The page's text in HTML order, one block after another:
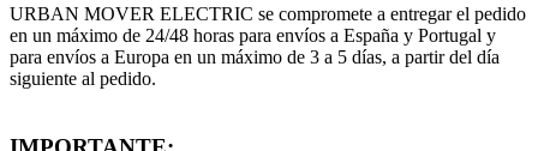
URBAN MOVER ELECTRIC se compromete a entregar el pedido
en un máximo de 24/48 horas para envíos a España y Portugal y
para envíos a Europa en un máximo de 3 a 5 días, a partir del día
siguiente al pedido.